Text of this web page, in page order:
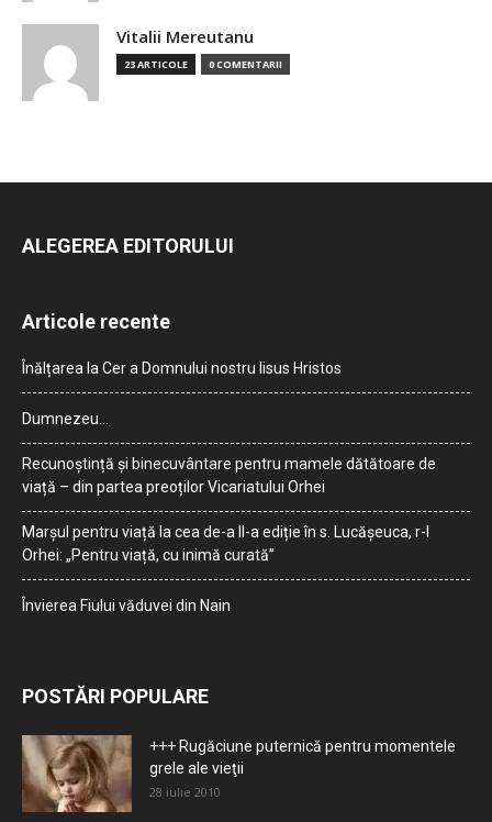
Vitalii Mereutanu
23 ARTICOLE 0 COMENTARII
ALEGEREA EDITORULUI
Articole recente
Înălțarea la Cer a Domnului nostru Iisus Hristos
Dumnezeu…
Recunoștință și binecuvântare pentru mamele dătătoare de
viață – din partea preoților Vicariatului Orhei
Marșul pentru viață la cea de-a II-a ediție în s. Lucășeuca, r-l
Orhei: „Pentru viață, cu inimă curată”
Învierea Fiului văduvei din Nain
POSTĂRI POPULARE
+++ Rugăciune puternică pentru momentele
grele ale vieţii
28 iulie 2010